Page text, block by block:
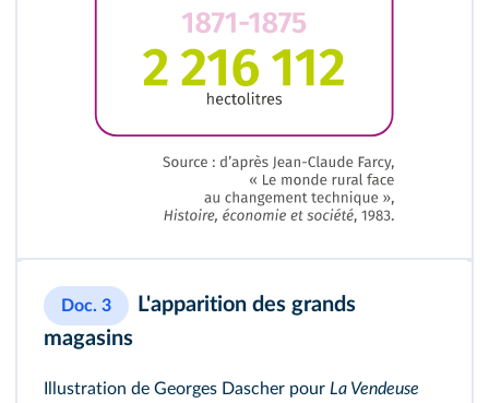
Doc. 3
L'apparition des grands
magasins
Illustration de Georges Dascher pour La Vendeuse